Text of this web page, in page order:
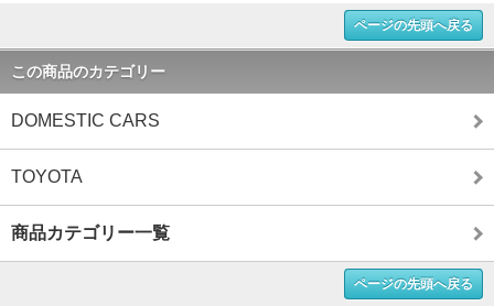
ページの先頭へ戻る
この商品のカテゴリー
DOMESTIC CARS
TOYOTA
商品カテゴリー一覧
ページの先頭へ戻る